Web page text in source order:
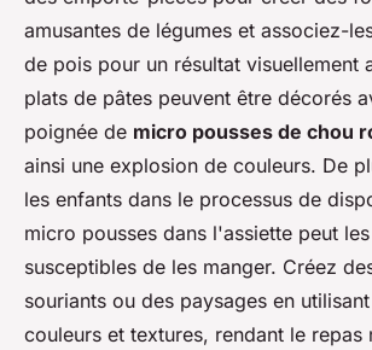
amusantes de légumes et associez-
de pois pour un résultat visuellement
plats de pâtes peuvent être décorés
poignée de micro pousses de chou
ainsi une explosion de couleurs. De
les enfants dans le processus de
micro pousses dans l'assiette peut
susceptibles de les manger. Créez
souriants ou des paysages en
couleurs et textures, rendant le repas